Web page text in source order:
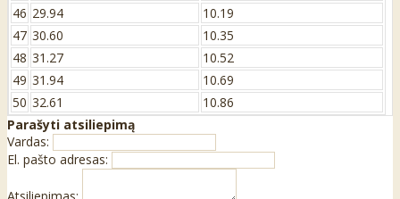
46 29.94
10.19
47 30.60
10.35
48 31.27
10.52
49 31.94
10.69
50 32.61
10.86
Parašyti atsiliepimą
Vardas:
El. pašto adresas:
Atsiliepimas: